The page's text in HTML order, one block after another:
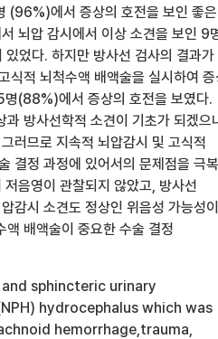
(96%)에서 증상의 호전을 보인 좋은
뇌압 감시에서 이상 소견을 보인 9
었다. 하지만 방사선 검사의 결과가
식적 뇌척수액 배액술을 실시하여 증
(88%)에서 증상의 호전을 보였다.
방사선학적 소견이 기초가 되겠으
러므로 지속적 뇌압감시 및 고식적
결정 과정에 있어서의 문제점을 극
음영이 관찰되지 않았고, 방사선
감시 소견도 정상인 위음성 가능성이
액 배액술이 중요한 수술 결정
sphincteric urinary
hydrocephalus which was
hemorrhage,trauma,